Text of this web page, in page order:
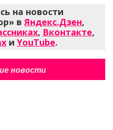
на новости
вЯндекс.Дзен,
, Вконтакте,
и YouTube.
новости